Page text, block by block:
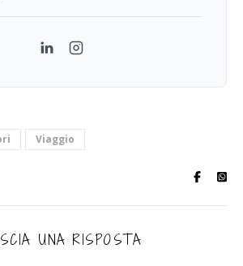
LinkedInInstagram
Viaggio
UNA RISPOSTA